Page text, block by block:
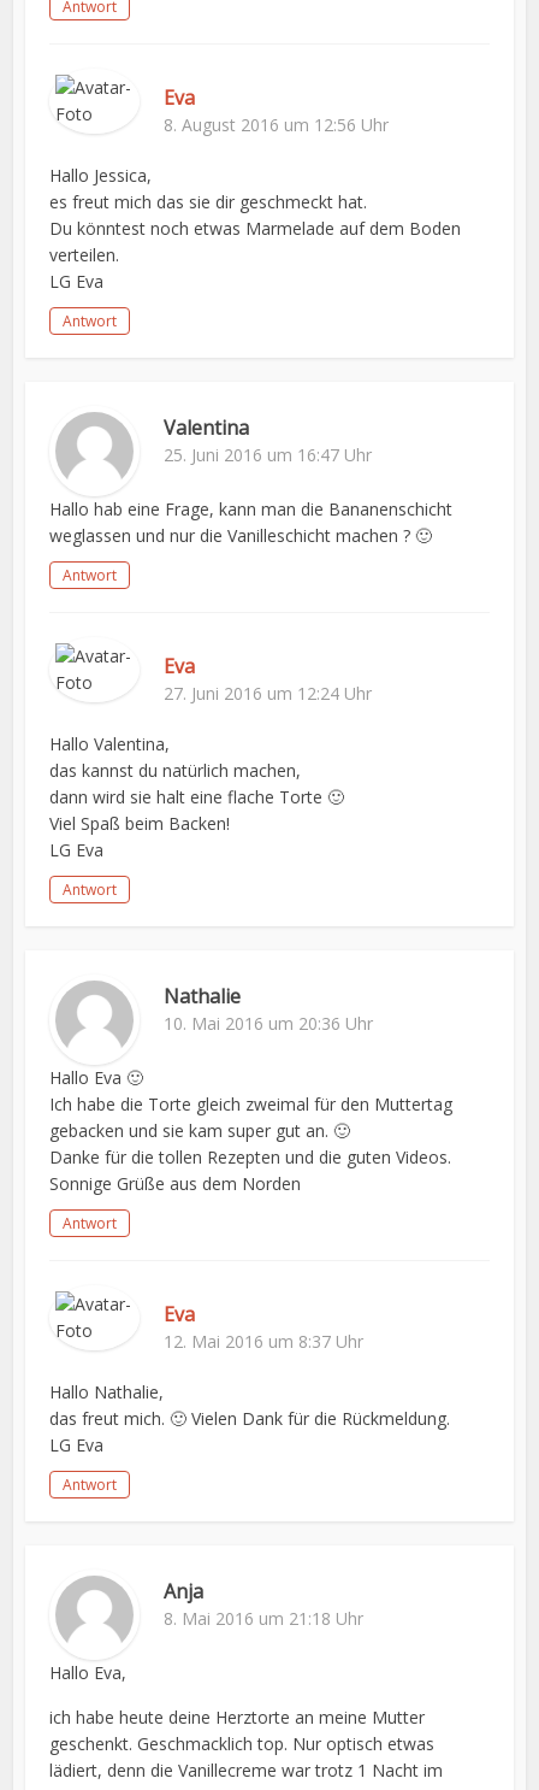
Antwort
Eva
8. August 2016 um 12:56 Uhr
Hallo Jessica,
es freut mich das sie dir geschmeckt hat.
Du könntest noch etwas Marmelade auf dem Boden
verteilen.
LG Eva
Antwort
Valentina
25. Juni 2016 um 16:47 Uhr
Hallo hab eine Frage, kann man die Bananenschicht
weglassen und nur die Vanilleschicht machen ? 🙂
Antwort
Eva
27. Juni 2016 um 12:24 Uhr
Hallo Valentina,
das kannst du natürlich machen,
dann wird sie halt eine flache Torte 🙂
Viel Spaß beim Backen!
LG Eva
Antwort
Nathalie
10. Mai 2016 um 20:36 Uhr
Hallo Eva 🙂
Ich habe die Torte gleich zweimal für den Muttertag
gebacken und sie kam super gut an. 🙂
Danke für die tollen Rezepten und die guten Videos.
Sonnige Grüße aus dem Norden
Antwort
Eva
12. Mai 2016 um 8:37 Uhr
Hallo Nathalie,
das freut mich. 🙂 Vielen Dank für die Rückmeldung.
LG Eva
Antwort
Anja
8. Mai 2016 um 21:18 Uhr
Hallo Eva,
ich habe heute deine Herztorte an meine Mutter
geschenkt. Geschmacklich top. Nur optisch etwas
lädiert, denn die Vanillecreme war trotz 1 Nacht im